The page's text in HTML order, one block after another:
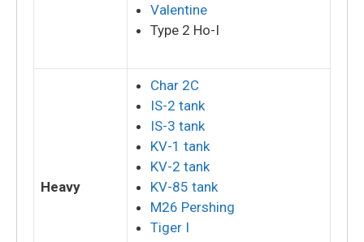
Valentine
Type 2 Ho-I
Heavy
Char 2C
IS-2 tank
IS-3 tank
KV-1 tank
KV-2 tank
KV-85 tank
M26 Pershing
Tiger I